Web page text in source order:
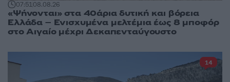
07:5108.08.26
«Ψήνονται» στα 40άρια δυτική και βόρεια
Ελλάδα – Ενισχυμένα μελτέμια έως 8 μποφόρ
στο Αιγαίο μέχρι Δεκαπενταύγουστο
14